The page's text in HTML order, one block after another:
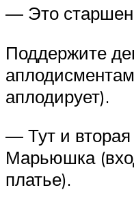
— Это
Поддержите
аплодирует).
— Тут и
Марьюшка
платье).